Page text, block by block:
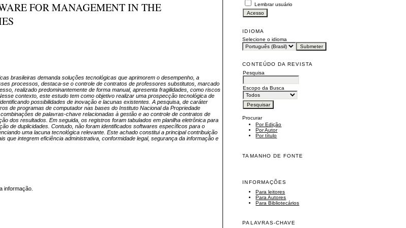
Lembrar usuário
IDIOMA
Selecione o idioma
CONTEÚDO DA REVISTA
Pesquisa
Escopo da Busca
Procurar
Por Edição
Por Autor
Por título
TAMANHO DE FONTE
INFORMAÇÕES
Para leitores
Para Autores
Para Bibliotecários
PALAVRAS-CHAVE
FOR MANAGEMENT IN THE
brasileiras demanda soluções tecnológicas que aprimorem o desempenho, a
processos, destaca-se o controle de contratos de professores substitutos, marcado
realizado predominantemente de forma manual, apresenta fragilidades, como riscos
contexto, este estudo tem como objetivo realizar uma prospecção tecnológica de
possibilidades de inovação e lacunas existentes. A pesquisa, de caráter
de programas de computador nas bases do Instituto Nacional da Propriedade
de palavras-chave relacionadas à gestão e ao controle de contratos de
dos resultados. Em seguida, os registros foram tabulados em planilha eletrônica para
de duplicidades. Contudo, não foram identificados softwares específicos para o
uma lacuna tecnológica relevante. Este achado constitui a principal contribuição
que integrem eficiência administrativa, conformidade legal, segurança da informação e
informação.